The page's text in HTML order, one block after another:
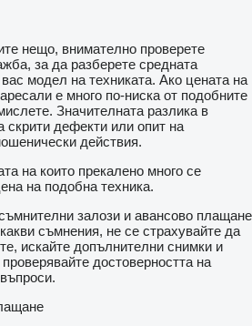
нещо, внимателно проверете
за да разберете средната
модел на техниката. Ако цената на
е много по-ниска от подобните
Значителната разлика в
скрити дефекти или опит на
действия.
на които прекалено много се
на подобна техника.
залози и авансово плащане
съмнения, не се страхувайте да
искайте допълнителни снимки и
достоверността на